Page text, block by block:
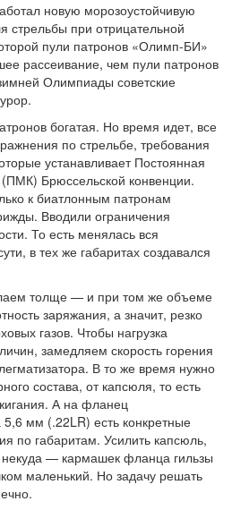
новую морозоустойчивую
стрельбы при отрицательной
пули патронов «Олимп-БИ»
рассеивание, чем пули патронов
Олимпиады советские
богатая. Но время идет, все
по стрельбе, требования
устанавливает Постоянная
Брюссельской конвенции.
к биатлонным патронам
Вводили ограничения
То есть менялась вся
в тех же габаритах создавался
толще — и при том же объеме
заряжания, а значит, резко
газов. Чтобы нагрузка
замедляем скорость горения
В то же время нужно
состава, от капсюля, то есть
А на фланец
мм (.22LR) есть конкретные
по габаритам. Усилить капсюль,
некуда — кармашек фланца гильзы
маленький. Но задачу решать